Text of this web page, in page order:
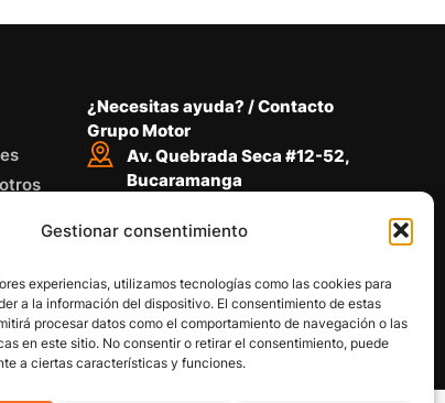
Gestionar consentimiento
experiencias, utilizamos tecnologías como las cookies para
a la información del dispositivo. El consentimiento de estas
procesar datos como el comportamiento de navegación o las
en este sitio. No consentir o retirar el consentimiento, puede
a ciertas características y funciones.
¿Necesitas ayuda? / Contacto
Grupo Motor
Av. Quebrada Seca #12-52,
Bucaramanga
Llámanos desde 8 AM - 5 PM
Habla con nosotros
Por medio de WhatsApp